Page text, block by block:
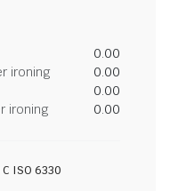
0.00
ironing
0.00
0.00
ironing
0.00
ISO 6330